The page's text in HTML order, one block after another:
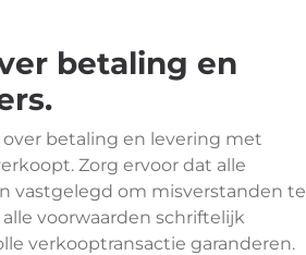
betaling en
betaling en levering met
Zorg ervoor dat alle
vastgelegd om misverstanden te
voorwaarden schriftelijk
verkooptransactie garanderen.